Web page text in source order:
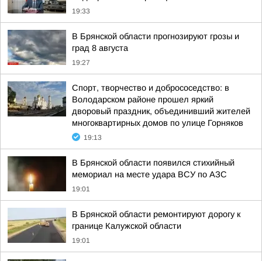
19:33
В Брянской области прогнозируют грозы и
град 8 августа
19:27
Спорт, творчество и добрососедство: в
Володарском районе прошел яркий
дворовый праздник, объединивший жителей
многоквартирных домов по улице Горняков
19:13
В Брянской области появился стихийный
мемориал на месте удара ВСУ по АЗС
19:01
В Брянской области ремонтируют дорогу к
границе Калужской области
19:01